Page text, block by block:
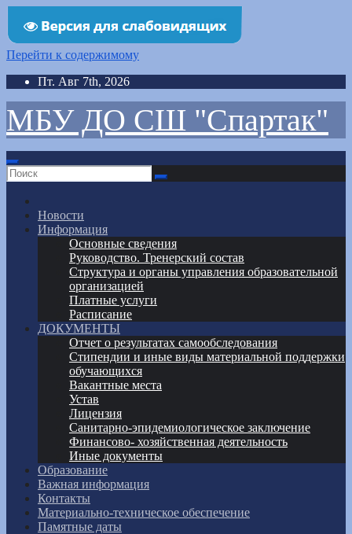
Перейти к содержимому
Пт. Авг 7th, 2026
МБУ ДО СШ "Спартак"
Новости
Информация
Основные сведения
Руководство. Тренерский состав
Структура и органы управления образовательной
организацией
Платные услуги
Расписание
ДОКУМЕНТЫ
Отчет о результатах самообследования
Стипендии и иные виды материальной поддержки
обучающихся
Вакантные места
Устав
Лицензия
Санитарно-эпидемиологическое заключение
Финансово- хозяйственная деятельность
Иные документы
Образование
Важная информация
Контакты
Материально-техническое обеспечение
Памятные даты